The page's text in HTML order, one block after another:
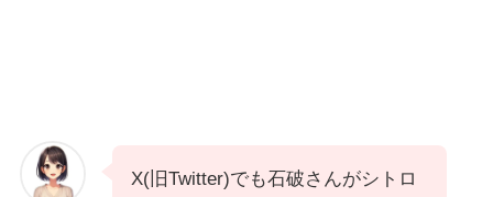
X(旧Twitter)でも石破さんがシトロ